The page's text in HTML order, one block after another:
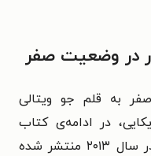
در وضعیت صفر
به قلم جو ویتالی
در ادامه‌ی کتاب
دیگر او محدودیت صفر نوشته و در سال ۲۰۱۳ منتشر شده